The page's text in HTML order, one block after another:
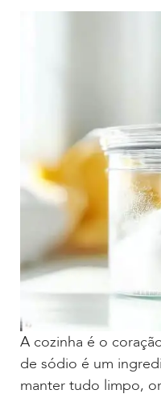
A cozinha é o
de sódio é um
manter tudo limpo,